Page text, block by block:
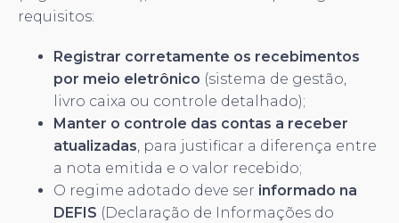
requisitos:
Registrar corretamente os recebimentos
por meio eletrônico (sistema de gestão,
livro caixa ou controle detalhado);
Manter o controle das contas a receber
atualizadas, para justificar a diferença entre
a nota emitida e o valor recebido;
O regime adotado deve ser informado na
DEFIS (Declaração de Informações do